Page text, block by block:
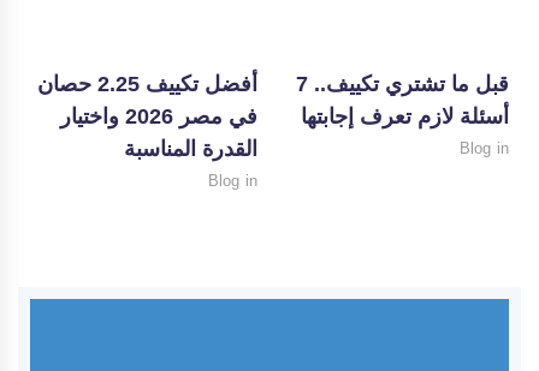
قبل ما تشتري تكييف.. 7
أسئلة لازم تعرف إجابتها
Blog
أفضل تكييف 2.25 حصان
في مصر 2026 واختيار
القدرة المناسبة
Blog